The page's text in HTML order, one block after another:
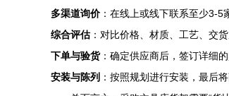
多渠道询价：在线上或线下联系至少3-5
综合评估：对比价格、材质、工艺、交
下单与验货：确定供应商后，签订详细
安装与陈列 ：按照规划进行安装，最后